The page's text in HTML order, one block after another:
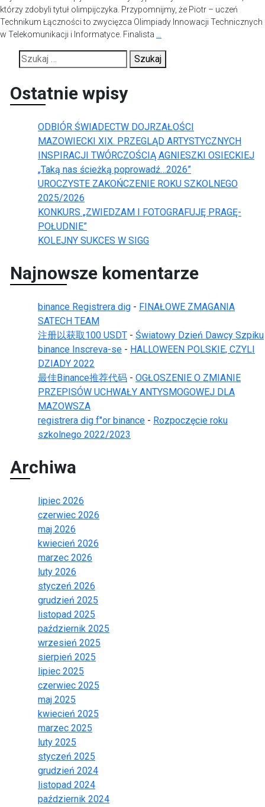
którzy zdobyli tytuł olimpijczyka. Przypomnijmy, że Piotr – uczeń
Technikum Łączności to zwycięzca Olimpiady Innowacji Technicznych
w Telekomunikacji i Informatyce. Finalista
Szukaj:
Ostatnie wpisy
ODBIÓR ŚWIADECTW DOJRZAŁOŚCI
MAZOWIECKI XIX. PRZEGLĄD ARTYSTYCZNYCH
INSPIRACJI TWÓRCZOŚCIĄ AGNIESZKI OSIECKIEJ
„Taką nas ścieżką poprowadź…2026”
UROCZYSTE ZAKOŃCZENIE ROKU SZKOLNEGO
2025/2026
KONKURS „ZWIEDZAM I FOTOGRAFUJĘ PRAGĘ-
POŁUDNIE”
KOLEJNY SUKCES W SIGG
Najnowsze komentarze
binance Registrera dig - FINAŁOWE ZMAGANIA
SATECH TEAM
注册以获取100 USDT - Światowy Dzień Dawcy Szpiku
binance Inscreva-se - HALLOWEEN POLSKIE, CZYLI
DZIADY 2022
最佳Binance推荐代码 - OGŁOSZENIE O ZMIANIE
PRZEPISÓW UCHWAŁY ANTYSMOGOWEJ DLA
MAZOWSZA
registrera dig f"or binance - Rozpoczęcie roku
szkolnego 2022/2023
Archiwa
lipiec 2026
czerwiec 2026
maj 2026
kwiecień 2026
marzec 2026
luty 2026
styczeń 2026
grudzień 2025
listopad 2025
październik 2025
wrzesień 2025
sierpień 2025
lipiec 2025
czerwiec 2025
maj 2025
kwiecień 2025
marzec 2025
luty 2025
styczeń 2025
grudzień 2024
listopad 2024
październik 2024